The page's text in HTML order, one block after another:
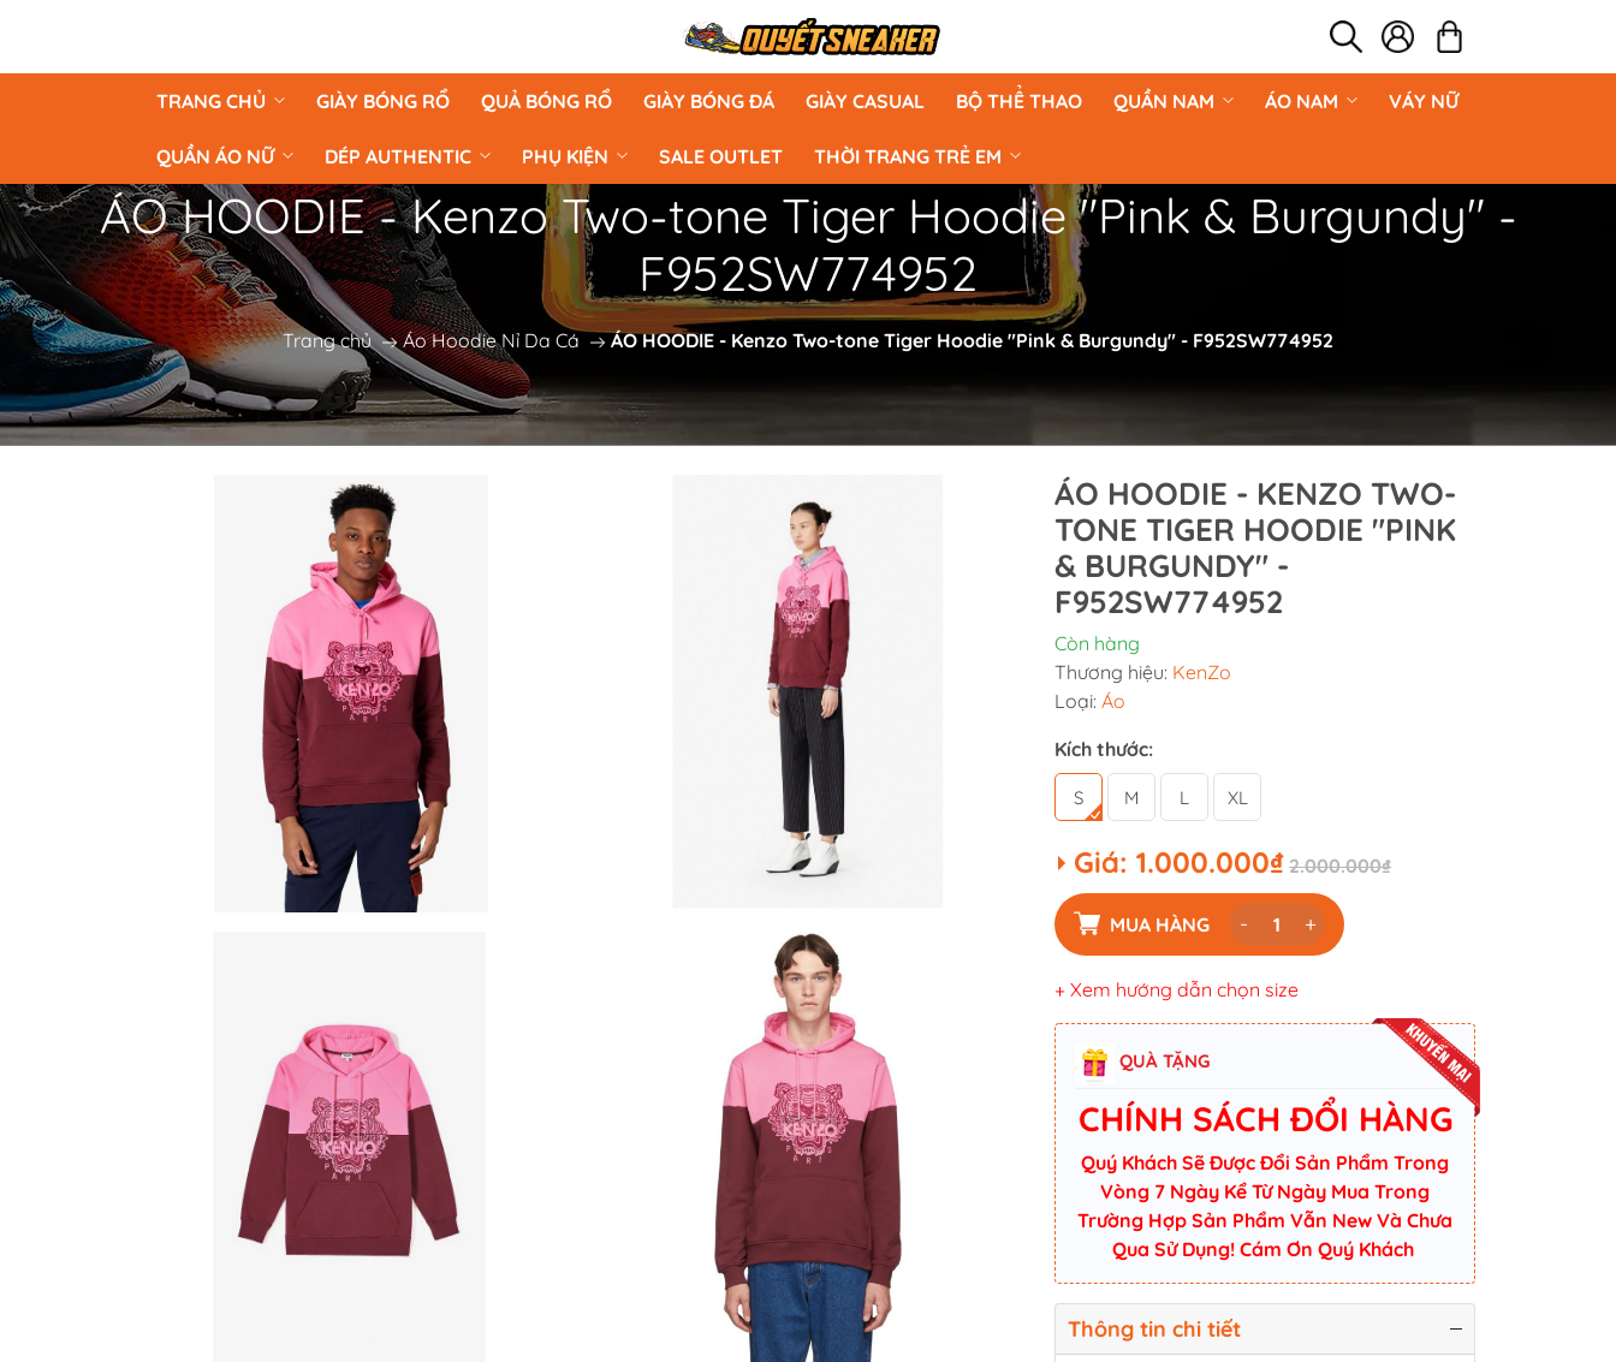
TRANG CHỦ GIÀY BÓNG RỔ QUẢ BÓNG RỔ GIÀY BÓNG ĐÁ GIÀY CASUAL BỘ THỂ THAO QUẦN NAM ÁO NAM VÁY NỮ
QUẦN ÁO NỮ DÉP AUTHENTIC PHỤ KIỆN SALE OUTLET THỜI TRANG TRẺ EM
ÁO HOODIE - Kenzo Two-tone Tiger Hoodie "Pink & Burgundy" -
F952SW774952
Trang chủ Áo Hoodie Nỉ Da Cá ÁO HOODIE - Kenzo Two-tone Tiger Hoodie "Pink & Burgundy" - F952SW774952
ÁO HOODIE - KENZO TWO-
TONE TIGER HOODIE "PINK
& BURGUNDY" -
F952SW774952
Còn hàng
Thương hiệu: KenZo
Loại: Áo
Kích thước:
S M L XL
Giá: 1.000.000₫ 2.000.000₫
MUA HÀNG - +
+ Xem hướng dẫn chọn size
QUÀ TẶNG
CHÍNH SÁCH ĐỔI HÀNG
Quý Khách Sẽ Được Đổi Sản Phẩm Trong
Vòng 7 Ngày Kể Từ Ngày Mua Trong
Trường Hợp Sản Phẩm Vẫn New Và Chưa
Qua Sử Dụng! Cám Ơn Quý Khách
Thông tin chi tiết